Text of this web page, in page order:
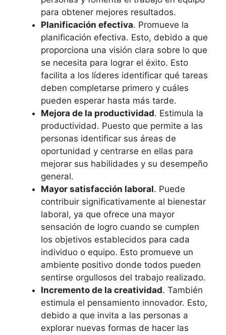
para obtener mejores resultados.
Planificación efectiva. Promueve la
planificación efectiva. Esto, debido a que
proporciona una visión clara sobre lo que
se necesita para lograr el éxito. Esto
facilita a los líderes identificar qué tareas
deben completarse primero y cuáles
pueden esperar hasta más tarde.
Mejora de la productividad. Estimula la
productividad. Puesto que permite a las
personas identificar sus áreas de
oportunidad y centrarse en ellas para
mejorar sus habilidades y su desempeño
general.
Mayor satisfacción laboral. Puede
contribuir significativamente al bienestar
laboral, ya que ofrece una mayor
sensación de logro cuando se cumplen
los objetivos establecidos para cada
individuo o equipo. Esto promueve un
ambiente positivo donde todos pueden
sentirse orgullosos del trabajo realizado.
Incremento de la creatividad. También
estimula el pensamiento innovador. Esto,
debido a que invita a las personas a
explorar nuevas formas de hacer las